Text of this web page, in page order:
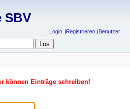
SBV
Login Registrieren Benutzer
können Einträge schreiben!